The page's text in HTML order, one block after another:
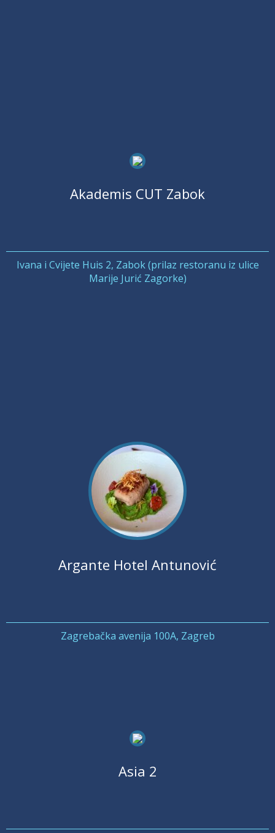
Akademis CUT Zabok
Ivana i Cvijete Huis 2, Zabok (prilaz restoranu iz ulice
Marije Jurić Zagorke)
Argante Hotel Antunović
Zagrebačka avenija 100A, Zagreb
Asia 2